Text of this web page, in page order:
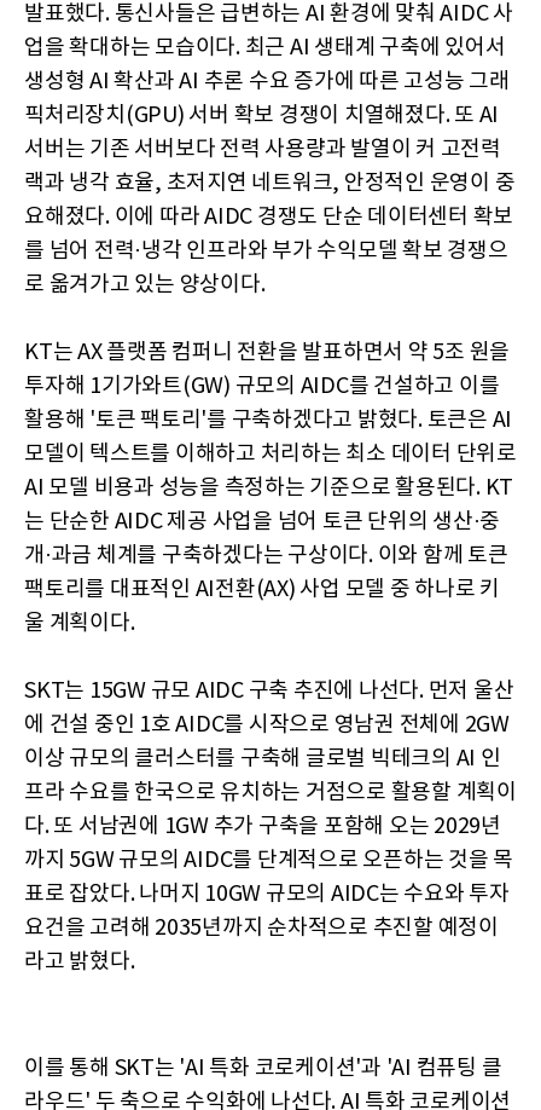
발표했다. 통신사들은 급변하는 AI 환경에 맞춰 AIDC 사
업을 확대하는 모습이다. 최근 AI 생태계 구축에 있어서
생성형 AI 확산과 AI 추론 수요 증가에 따른 고성능 그래
픽처리장치(GPU) 서버 확보 경쟁이 치열해졌다. 또 AI
서버는 기존 서버보다 전력 사용량과 발열이 커 고전력
랙과 냉각 효율, 초저지연 네트워크, 안정적인 운영이 중
요해졌다. 이에 따라 AIDC 경쟁도 단순 데이터센터 확보
를 넘어 전력·냉각 인프라와 부가 수익모델 확보 경쟁으
로 옮겨가고 있는 양상이다.
KT는 AX 플랫폼 컴퍼니 전환을 발표하면서 약 5조 원을
투자해 1기가와트(GW) 규모의 AIDC를 건설하고 이를
활용해 '토큰 팩토리'를 구축하겠다고 밝혔다. 토큰은 AI
모델이 텍스트를 이해하고 처리하는 최소 데이터 단위로
AI 모델 비용과 성능을 측정하는 기준으로 활용된다. KT
는 단순한 AIDC 제공 사업을 넘어 토큰 단위의 생산·중
개·과금 체계를 구축하겠다는 구상이다. 이와 함께 토큰
팩토리를 대표적인 AI전환(AX) 사업 모델 중 하나로 키
울 계획이다.
SKT는 15GW 규모 AIDC 구축 추진에 나선다. 먼저 울산
에 건설 중인 1호 AIDC를 시작으로 영남권 전체에 2GW
이상 규모의 클러스터를 구축해 글로벌 빅테크의 AI 인
프라 수요를 한국으로 유치하는 거점으로 활용할 계획이
다. 또 서남권에 1GW 추가 구축을 포함해 오는 2029년
까지 5GW 규모의 AIDC를 단계적으로 오픈하는 것을 목
표로 잡았다. 나머지 10GW 규모의 AIDC는 수요와 투자
요건을 고려해 2035년까지 순차적으로 추진할 예정이
라고 밝혔다.
이를 통해 SKT는 'AI 특화 코로케이션'과 'AI 컴퓨팅 클
라우드' 두 축으로 수익화에 나선다. AI 특화 코로케이션